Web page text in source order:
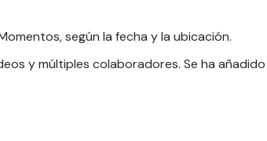
según la fecha y la ubicación.
y múltiples colaboradores. Se ha añadido